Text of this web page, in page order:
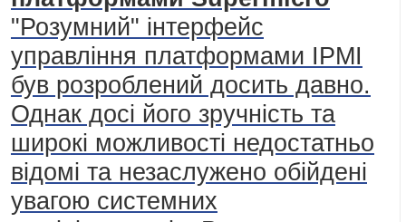
"Розумний" інтерфейс
управління платформами IPMI
був розроблений досить давно.
Однак досі його зручність та
широкі можливості недостатньо
відомі та незаслужено обійдені
увагою системних